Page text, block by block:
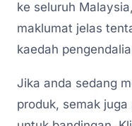
ke seluruh
maklumat jelas
kaedah
Jika anda sedang
produk, semak